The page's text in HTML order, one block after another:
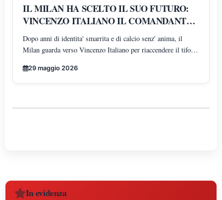
IL MILAN HA SCELTO IL SUO FUTURO:
VINCENZO ITALIANO IL COMANDANTE
DELLA RIVOLUZIONE ROSSONERA
Dopo anni di identita' smarrita e di calcio senz' anima, il
Milan guarda verso Vincenzo Italiano per riaccendere il tifo
e che oggi rappresenta la rinascita tecnica, culturale ed
emotiva del mondo milanista.
29 maggio 2026
In evidenza